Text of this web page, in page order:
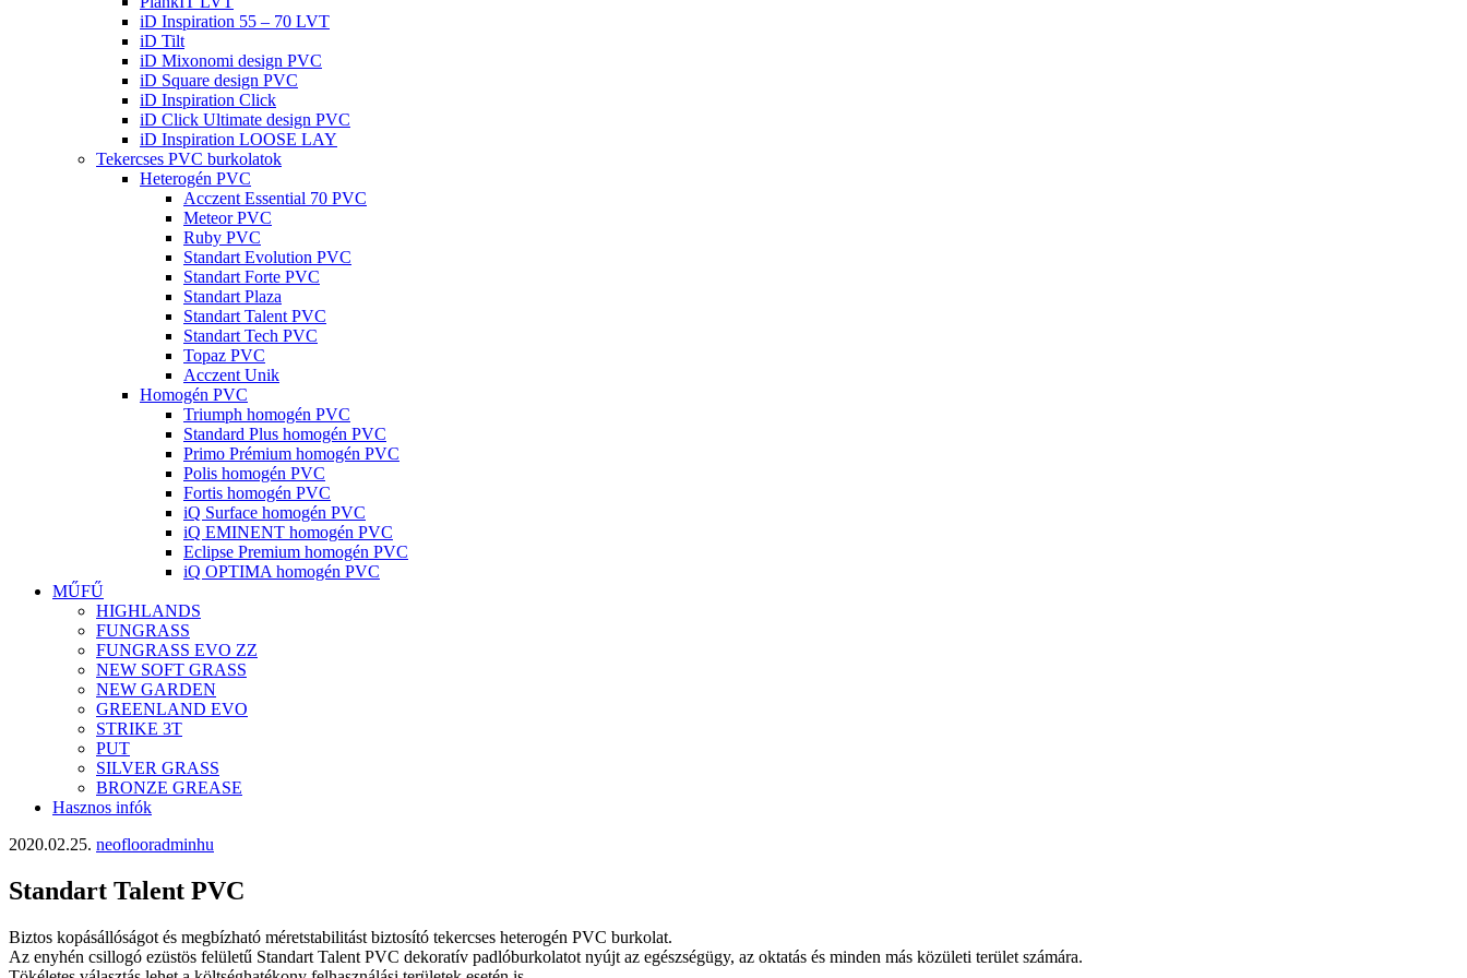
iD Inspiration 55 – 70 LVT
iD Tilt
iD Mixonomi design PVC
iD Square design PVC
iD Inspiration Click
iD Click Ultimate design PVC
iD Inspiration LOOSE LAY
Tekercses PVC burkolatok
Heterogén PVC
Acczent Essential 70 PVC
Meteor PVC
Ruby PVC
Standart Evolution PVC
Standart Forte PVC
Standart Plaza
Standart Talent PVC
Standart Tech PVC
Topaz PVC
Acczent Unik
Homogén PVC
Triumph homogén PVC
Standard Plus homogén PVC
Primo Prémium homogén PVC
Polis homogén PVC
Fortis homogén PVC
iQ Surface homogén PVC
iQ EMINENT homogén PVC
Eclipse Premium homogén PVC
iQ OPTIMA homogén PVC
MŰFŰ
HIGHLANDS
FUNGRASS
FUNGRASS EVO ZZ
NEW SOFT GRASS
NEW GARDEN
GREENLAND EVO
STRIKE 3T
PUT
SILVER GRASS
BRONZE GREASE
Hasznos infók
2020.02.25. neoflooradminhu
Standart Talent PVC
Biztos kopásállóságot és megbízható méretstabilitást biztosító tekercses heterogén PVC burkolat.
Az enyhén csillogó ezüstös felületű Standart Talent PVC dekoratív padlóburkolatot nyújt az egészségügy, az oktatás és minden más közületi terület számára.